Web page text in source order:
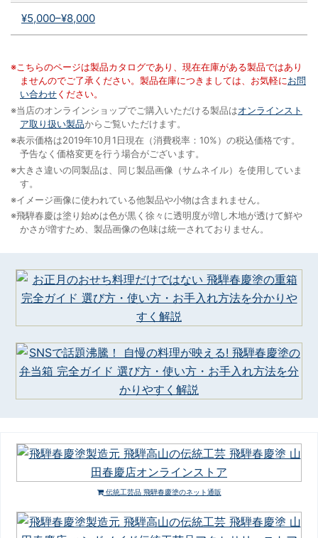
¥5,000–¥8,000
※こちらのページは製品カタログであり、現在在庫がある製品ではあり
ませんのでご了承ください。製品在庫につきましては、お気軽にお問
い合わせください。
※当店のオンラインショップでご購入いただける製品はオンラインスト
ア取り扱い製品からご覧いただけます。
※表示価格は2019年10月1日現在（消費税率：10%）の税込価格です。
予告なく価格変更を行う場合がございます。
※大きさ違いの同製品は、同じ製品画像（サムネイル）を使用していま
す。
※イメージ画像に使われている他製品や小物は含まれません。
※飛騨春慶は塗り始めは色が黒く徐々に透明度が増し木地が透けて鮮や
かさが増すため、製品画像の色味は統一されておりません。
伝統工芸品 飛騨春慶塗のネット通販